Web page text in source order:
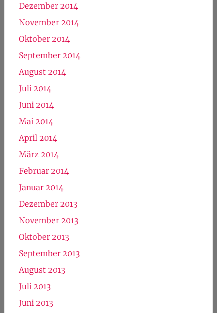
Dezember 2014
November 2014
Oktober 2014
September 2014
August 2014
Juli 2014
Juni 2014
Mai 2014
April 2014
März 2014
Februar 2014
Januar 2014
Dezember 2013
November 2013
Oktober 2013
September 2013
August 2013
Juli 2013
Juni 2013